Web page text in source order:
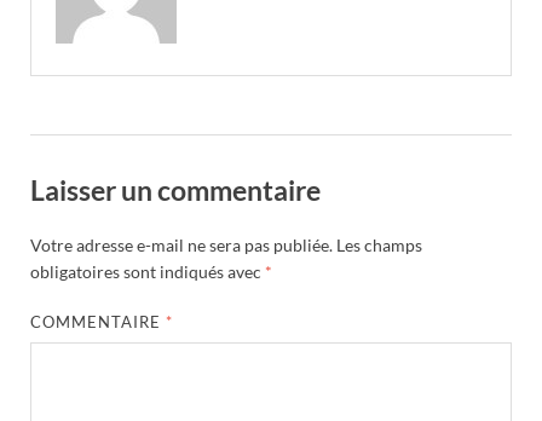
Laisser un commentaire
Votre adresse e-mail ne sera pas publiée. Les champs
obligatoires sont indiqués avec *
COMMENTAIRE *